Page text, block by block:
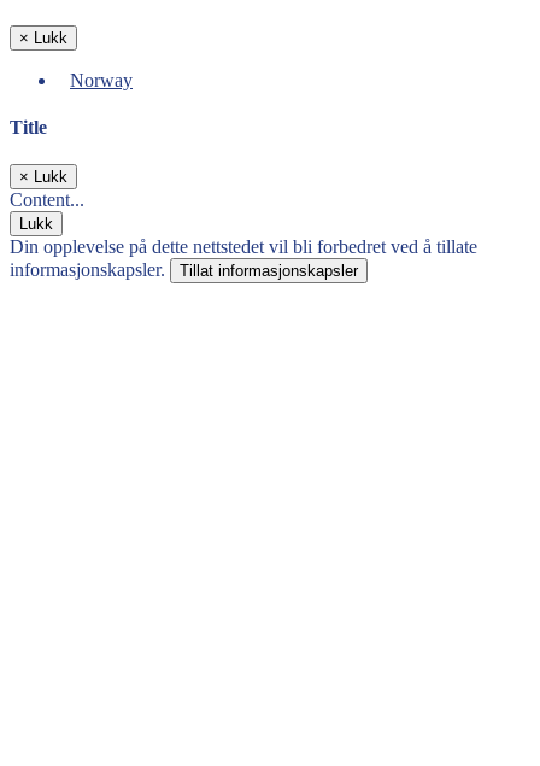
× Lukk
Norway
Title
× Lukk
Content...
Lukk
Din opplevelse på dette nettstedet vil bli forbedret ved å tillate
informasjonskapsler.
Tillat informasjonskapsler